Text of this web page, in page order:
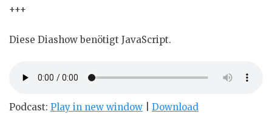
+++
Diese Diashow benötigt JavaScript.
Podcast: Play in new window
Download